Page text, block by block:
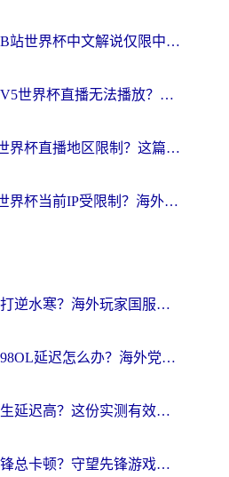
在澳大利亚看B站世界杯中文解说仅限中国大陆？这篇指南帮你打破限制看遍赛事
在海外看CCTV5世界杯直播无法播放？这篇指南让你和国内球迷同步呐喊
在韩国看B站世界杯直播地区限制？这篇指南让你告别“当前地区不可播放”
在越南看B站世界杯当前IP受限制？海外党体育观赛终极指南来了
国外可不可以打逆水寒？海外玩家国服畅玩终极指南（附漫威荒野乱斗加速方案）
在国外玩拳皇98OL延迟怎么办？海外党亲测有效的低延迟指南
国外打地铁逃生延迟高？这份实测有效的低延迟指南帮你吃鸡
海外玩守望先锋总卡顿？守望先锋游戏加速器在哪里买&避坑指南（附欧洲非洲游戏实测）